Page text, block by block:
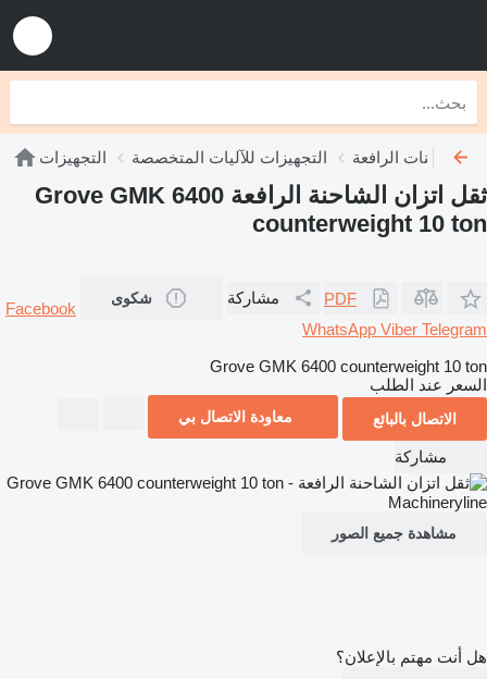
التجهيزات التجهيزات للآليات المتخصصة الشاحنات الرافعة
ثقل اتزان الشاحنة الرافعة Grove GMK 6400
counterweight 10 ton
PDF مشاركة شكوى
Facebook
WhatsApp Viber Telegram
Grove GMK 6400 counterweight 10 ton
السعر عند الطلب
الاتصال بالبائع معاودة الاتصال بي
مشاركة
مشاهدة جميع الصور
هل أنت مهتم بالإعلان؟